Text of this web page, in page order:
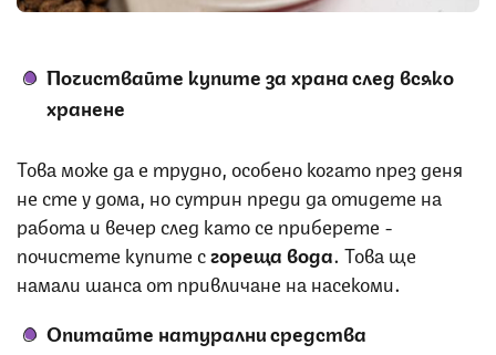
Почиствайте купите за храна след всяко
хранене
Това може да е трудно, особено когато през деня
не сте у дома, но сутрин преди да отидете на
работа и вечер след като се приберете -
почистете купите сгореща вода. Това ще
намали шанса от привличане на насекоми.
Опитайте натурални средства